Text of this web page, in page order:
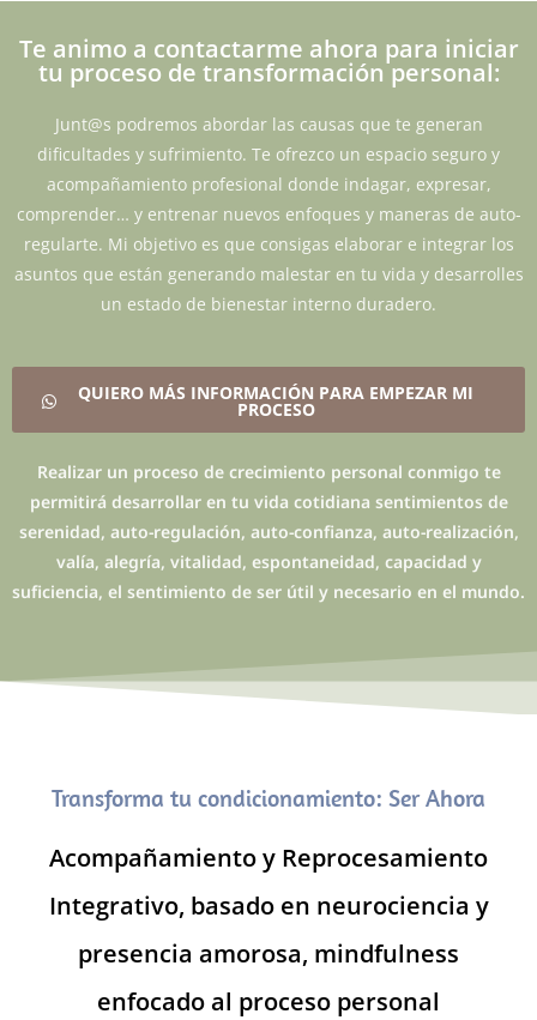
Te animo a contactarme ahora para iniciar
tu proceso de transformación personal:
Junt@s podremos abordar las causas que te generan
dificultades y sufrimiento. Te ofrezco un espacio seguro y
acompañamiento profesional donde indagar, expresar,
comprender… y entrenar nuevos enfoques y maneras de auto-
regularte. Mi objetivo es que consigas elaborar e integrar los
asuntos que están generando malestar en tu vida y desarrolles
un estado de bienestar interno duradero.
QUIERO MÁS INFORMACIÓN PARA EMPEZAR MI
PROCESO
Realizar un proceso de crecimiento personal conmigo te
permitirá desarrollar en tu vida cotidiana sentimientos de
serenidad, auto-regulación, auto-confianza, auto-realización,
valía, alegría, vitalidad, espontaneidad, capacidad y
suficiencia, el sentimiento de ser útil y necesario en el mundo.
Transforma tu condicionamiento: Ser Ahora
Acompañamiento y Reprocesamiento
Integrativo, basado en neurociencia y
presencia amorosa, mindfulness
enfocado al proceso personal